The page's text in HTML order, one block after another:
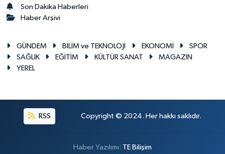
Son Dakika Haberleri
Haber Arşivi
GÜNDEM BİLİM ve TEKNOLOJİ EKONOMİ
SPOR
SAĞLIK
EĞİTİM KÜLTÜR SANAT
MAGAZİN
YEREL
RSS Copyright © 2024. Her hakkı saklıdır.
Haber Yazılımı: TE Bilişim